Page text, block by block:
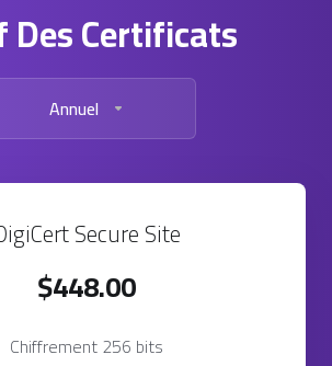
Des Certificats
Annuel
Secure Site
$448.00
Chiffrement 256 bits